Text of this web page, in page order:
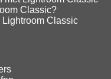
Classic?
Classic